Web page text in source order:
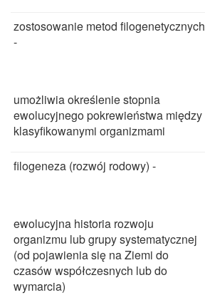
zostosowanie metod filogenetycznych
-
umożliwia określenie stopnia
ewolucyjnego pokrewieństwa między
klasyfikowanymi organizmami
filogeneza (rozwój rodowy) -
ewolucyjna historia rozwoju
organizmu lub grupy systematycznej
(od pojawienia się na Ziemi do
czasów współczesnych lub do
wymarcia)